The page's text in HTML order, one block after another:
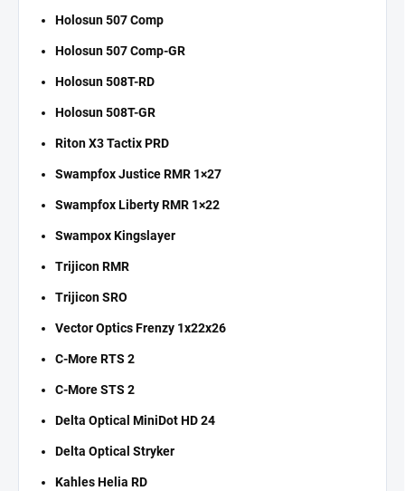
Holosun 507 Comp
Holosun 507 Comp-GR
Holosun 508T-RD
Holosun 508T-GR
Riton X3 Tactix PRD
Swampfox Justice RMR 1×27
Swampfox Liberty RMR 1×22
Swampox Kingslayer
Trijicon RMR
Trijicon SRO
Vector Optics Frenzy 1x22x26
C-More RTS 2
C-More STS 2
Delta Optical MiniDot HD 24
Delta Optical Stryker
Kahles Helia RD